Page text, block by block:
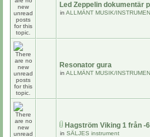
Led Zeppelin dokumentär
in ALLMÄNT MUSIK/
Resonator gura
in ALLMÄNT MUSIK/
Hagström Viking 1 från -
in SÄLJES instrument